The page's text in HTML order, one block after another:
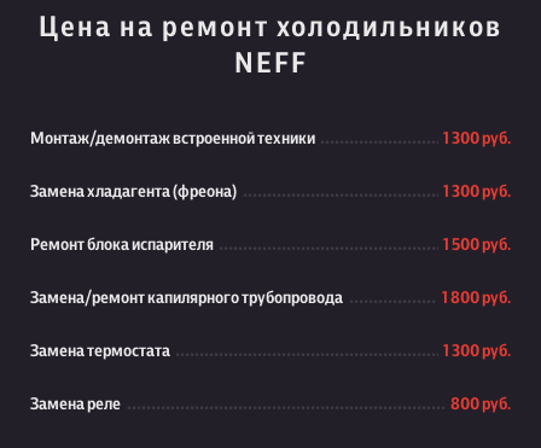
Цена на ремонт холодильников
NEFF
Монтаж/демонтаж встроенной техники 1 300 руб.
Замена хладагента (фреона) 1 300 руб.
Ремонт блока испарителя 1 500 руб.
Замена/ремонт капилярного трубопровода 1 800 руб.
Замена термостата 1 300 руб.
Замена реле 800 руб.